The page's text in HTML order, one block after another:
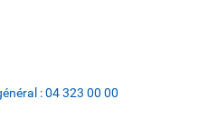
:04 323 00 00